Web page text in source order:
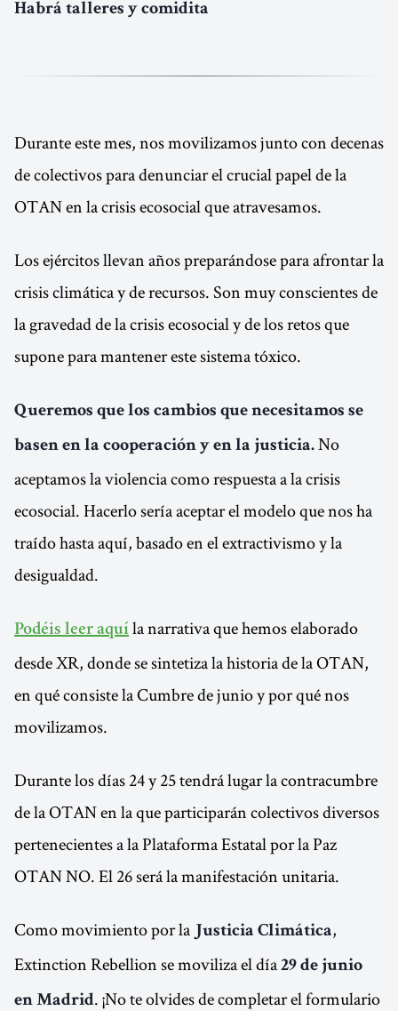
Habrá talleres y comidita
Durante este mes, nos movilizamos junto con decenas
de colectivos para denunciar el crucial papel de la
OTAN en la crisis ecosocial que atravesamos.
Los ejércitos llevan años preparándose para afrontar la
crisis climática y de recursos. Son muy conscientes de
la gravedad de la crisis ecosocial y de los retos que
supone para mantener este sistema tóxico.
Queremos que los cambios que necesitamos se
basen en la cooperación y en la justicia. No
aceptamos la violencia como respuesta a la crisis
ecosocial. Hacerlo sería aceptar el modelo que nos ha
traído hasta aquí, basado en el extractivismo y la
desigualdad.
Podéis leer aquí la narrativa que hemos elaborado
desde XR, donde se sintetiza la historia de la OTAN,
en qué consiste la Cumbre de junio y por qué nos
movilizamos.
Durante los días 24 y 25 tendrá lugar la contracumbre
de la OTAN en la que participarán colectivos diversos
pertenecientes a la Plataforma Estatal por la Paz
OTAN NO. El 26 será la manifestación unitaria.
Como movimiento por la Justicia Climática,
Extinction Rebellion se moviliza el día 29 de junio
en Madrid. ¡No te olvides de completar el formulario